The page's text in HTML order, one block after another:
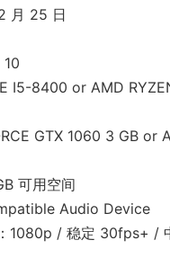
月 25 日
I5-8400 or AMD
GTX 1060 3 GB or
可用空间
Audio Device
1080p / 稳定 30fps+ /